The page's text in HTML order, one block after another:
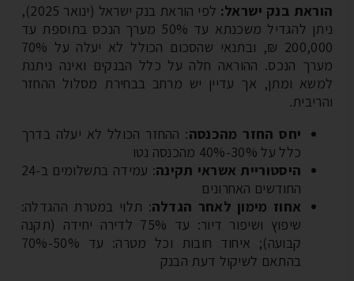
בנק ישראל:
לפי הוראת בנק ישראל (ינואר 2025),
ניתן להגדיל משכנתא עד 50% מערך הנכס בתוספת עד
200,000 ₪, ובתנאי שהסכום הכולל לא יעלה על 70%
הנכס. ההוראה חלה על כלל הבנקים ואינה ניתנת
ומתן, אך עדיין יש מרחב בבחירת מסלול ההחזר
יחס החזר מהכנסה: ההחזר הכולל לא יעלה בדרך
כלל על 30%-40% מהכנסה נטו
היסטוריית אשראי תקינה
: עמידה בתשלומים ב-24
החודשים האחרונים
אחוז מימון לאחר הגדלה: תלוי במטרת ההגדלה:
שיפוץ ושיפור דיור: עד 75% לדירה יחידה (תקנה
קבועה); איחוד חובות וכל מטרה: עד 50%-70%
בהתאם לשיקול דעת הבנק